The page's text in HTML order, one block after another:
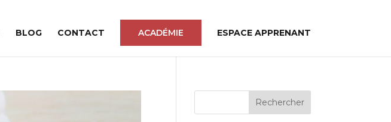
BLOG CONTACT ACADÉMIE ESPACE APPRENANT
Rechercher